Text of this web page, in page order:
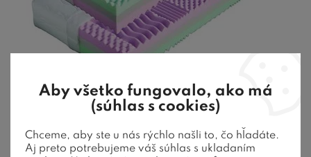
Tvrdší sendvičový matrac LEONA 1+1
Aby všetko fungovalo, ako má
(súhlas s cookies)
Chceme, aby ste u nás rýchlo našli to, čo hľadáte.
Aj preto potrebujeme váš súhlas s ukladaním